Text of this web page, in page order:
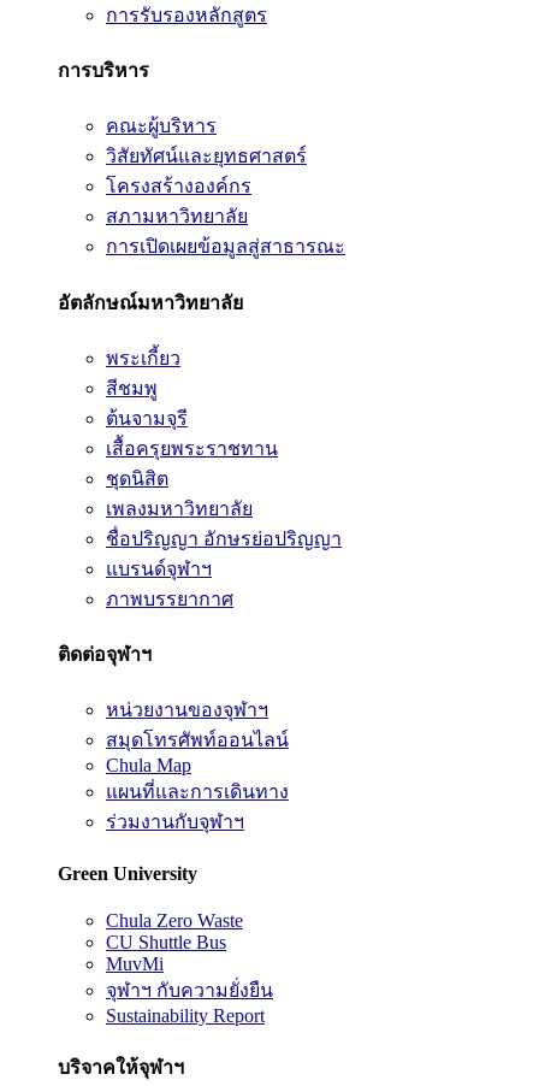
การรับรองหลักสูตร
การบริหาร
คณะผู้บริหาร
วิสัยทัศน์และยุทธศาสตร์
โครงสร้างองค์กร
สภามหาวิทยาลัย
การเปิดเผยข้อมูลสู่สาธารณะ
อัตลักษณ์มหาวิทยาลัย
พระเกี้ยว
สีชมพู
ต้นจามจุรี
เสื้อครุยพระราชทาน
ชุดนิสิต
เพลงมหาวิทยาลัย
ชื่อปริญญา อักษรย่อปริญญา
แบรนด์จุฬาฯ
ภาพบรรยากาศ
ติดต่อจุฬาฯ
หน่วยงานของจุฬาฯ
สมุดโทรศัพท์ออนไลน์
Chula Map
แผนที่และการเดินทาง
ร่วมงานกับจุฬาฯ
Green University
Chula Zero Waste
CU Shuttle Bus
MuvMi
จุฬาฯ กับความยั่งยืน
Sustainability Report
บริจาคให้จุฬาฯ